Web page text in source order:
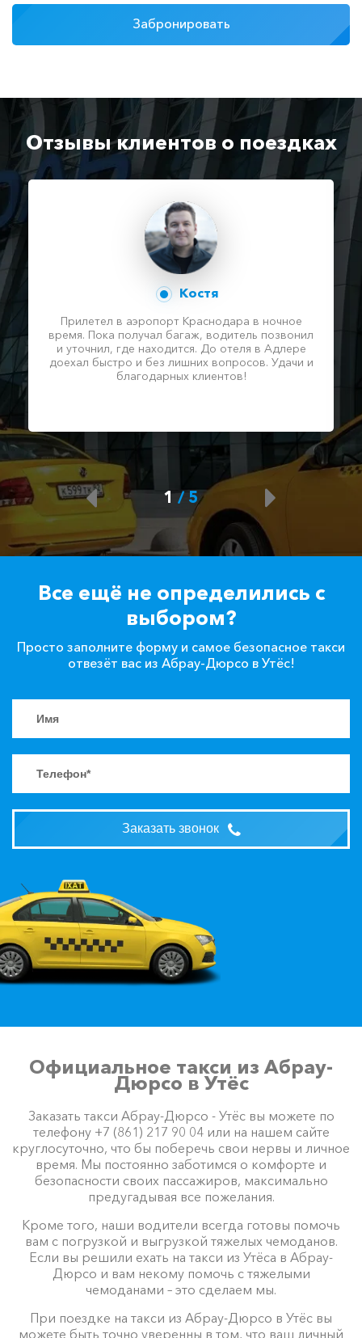
Забронировать
Отзывы клиентов о поездках
Костя
Прилетел в аэропорт Краснодара в ночное
время. Пока получал багаж, водитель позвонил
и уточнил, где находится. До отеля в Адлере
доехал быстро и без лишних вопросов. Удачи и
благодарных клиентов!
1/ 5
Все ещё не определились с
выбором?
Просто заполните форму и самое безопасное такси
отвезёт вас из Абрау-Дюрсо в Утёс!
Заказать звонок
Официальное такси из Абрау-
Дюрсо в Утёс
Заказать такси Абрау-Дюрсо - Утёс вы можете по
телефону +7 (861) 217 90 04 или на нашем сайте
круглосуточно, что бы поберечь свои нервы и личное
время. Мы постоянно заботимся о комфорте и
безопасности своих пассажиров, максимально
предугадывая все пожелания.
Кроме того, наши водители всегда готовы помочь
вам с погрузкой и выгрузкой тяжелых чемоданов.
Если вы решили ехать на такси из Утёса в Абрау-
Дюрсо и вам некому помочь с тяжелыми
чемоданами – это сделаем мы.
При поездке на такси из Абрау-Дюрсо в Утёс вы
можете быть точно уверенны в том, что ваш личный